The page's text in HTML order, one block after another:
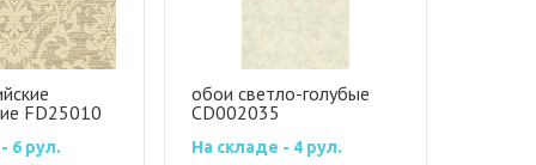
FD25010
6 рул.
обои светло-голубые
CD002035
На складе - 4 рул.